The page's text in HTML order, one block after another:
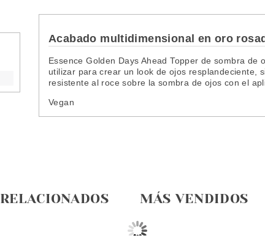
Acabado multidimensional en oro
Essence Golden Days Ahead Topper de sombra
utilizar para crear un look de ojos resplandeciente,
resistente al roce sobre la sombra de ojos con el
Vegan
MÁS VENDIDOS